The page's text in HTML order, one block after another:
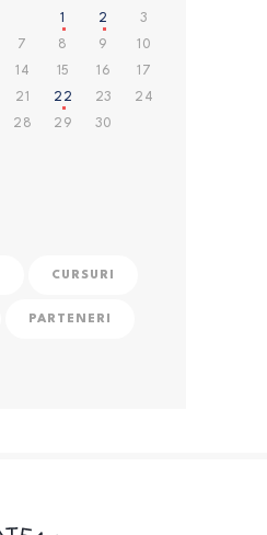
1 2
3
7 8 9
10
14 15 16
17
21 22 23
24
28 29 30
CURSURI
PARTENERI